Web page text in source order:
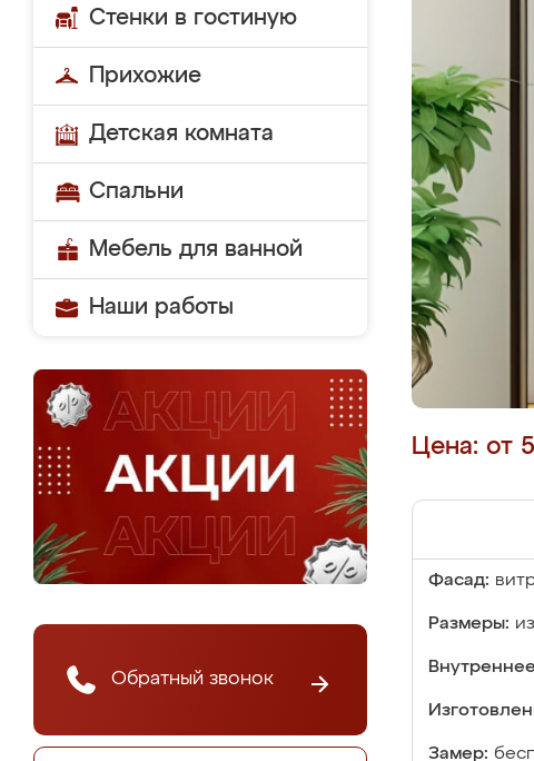
Стенки в гостиную
Прихожие
Детская комната
Спальни
Мебель для ванной
Наши работы
Обратный звонок
Цена: от
Фасад:
Размеры:
Замер: